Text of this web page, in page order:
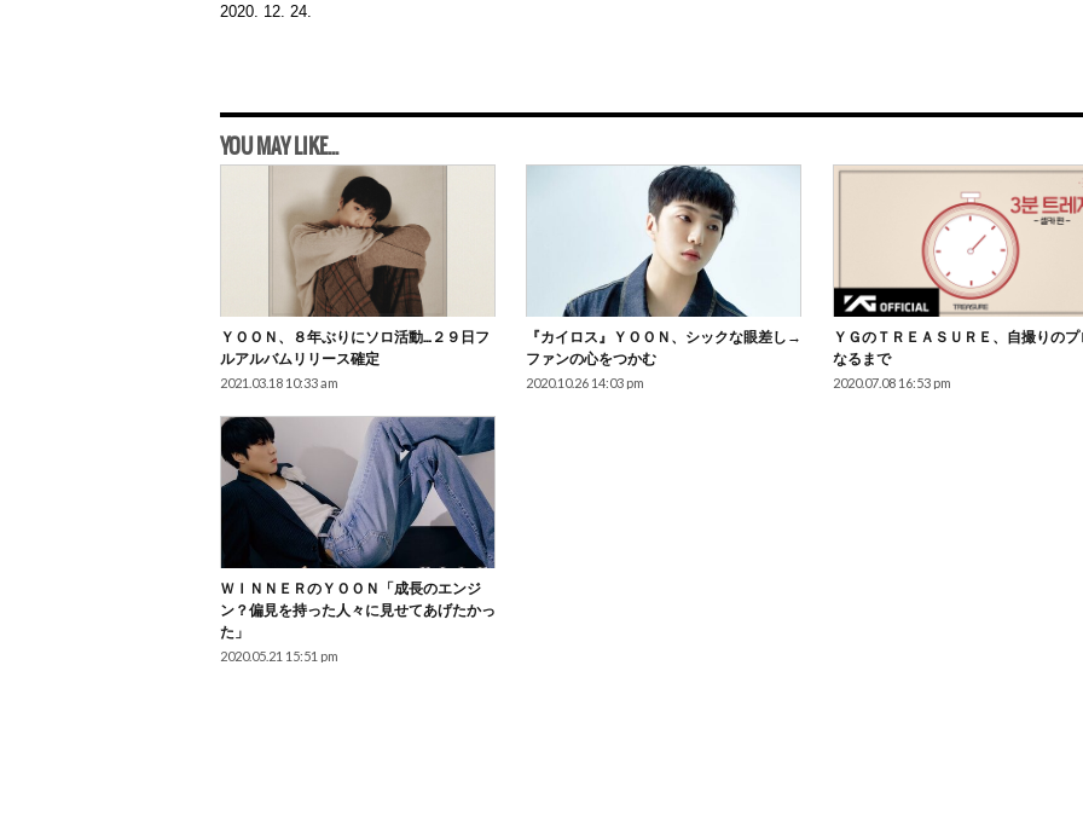
2020. 12. 24.
YOU MAY LIKE...
ＹＯＯＮ、８年ぶりにソロ活動…２９日フ
ルアルバムリリース確定
2021.03.18 10:33 am
『カイロス』ＹＯＯＮ、シックな眼差し→
ファンの心をつかむ
2020.10.26 14:03 pm
ＹＧのＴＲＥＡＳＵＲＥ、自撮りのプ
なるまで
2020.07.08 16:53 pm
ＷＩＮＮＥＲのＹＯＯＮ「成長のエンジ
ン？偏見を持った人々に見せてあげたかっ
た」
2020.05.21 15:51 pm